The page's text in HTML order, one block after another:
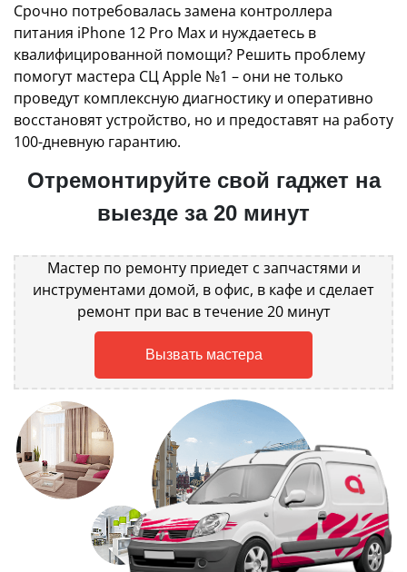
Срочно потребовалась замена контроллера
питания iPhone 12 Pro Max и нуждаетесь в
квалифицированной помощи? Решить проблему
помогут мастера СЦ Apple №1 – они не только
проведут комплексную диагностику и оперативно
восстановят устройство, но и предоставят на работу
100-дневную гарантию.
Отремонтируйте свой гаджет на
выезде за 20 минут
Мастер по ремонту приедет с запчастями и
инструментами домой, в офис, в кафе и сделает
ремонт при вас в течение 20 минут
Вызвать мастера